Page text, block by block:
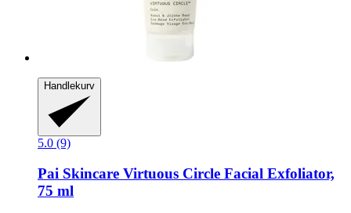
Handlekurv
5.0 (9)
Pai Skincare Virtuous Circle Facial Exfoliator,
75 ml